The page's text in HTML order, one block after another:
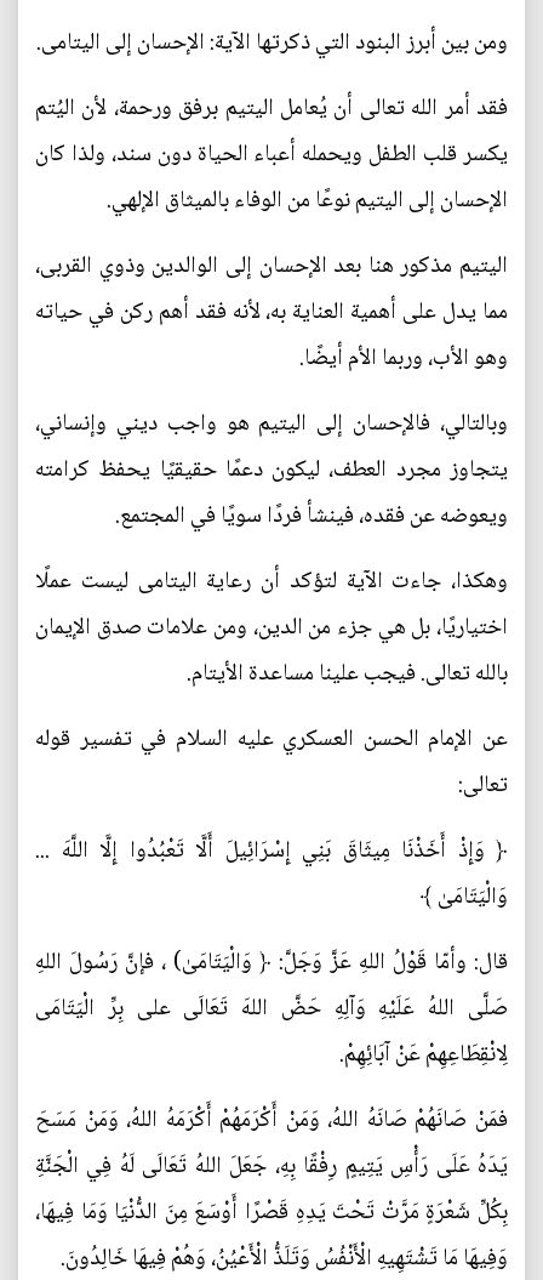
ومن بين أبرز البنود التي ذكرتها الآية: الإحسان إلى اليتامى.
فقد أمر الله تعالى أن يُعامل اليتيم برفق ورحمة، لأن اليُتم
يكسر قلب الطفل ويحمله أعباء الحياة دون سند، ولذا كان
الإحسان إلى اليتيم نوعًا من الوفاء بالميثاق الإلهي.
اليتيم مذكور هنا بعد الإحسان إلى الوالدين وذوي القربى،
مما يدل على أهمية العناية به، لأنه فقد أهم ركن في حياته
وهو الأب، وربما الأم أيضًا.
وبالتالي، فالإحسان إلى اليتيم هو واجب ديني وإنساني،
يتجاوز مجرد العطف، ليكون دعمًا حقيقيًا يحفظ كرامته
ويعوضه عن فقده، فينشأ فردًا سويًا في المجتمع.
وهكذا، جاءت الآية لتؤكد أن رعاية اليتامى ليست عملًا
اختياريًا، بل هي جزء من الدين، ومن علامات صدق الإيمان
بالله تعالى. فيجب علينا مساعدة الأيتام.
عن الإمام الحسن العسكري عليه السلام في تفسير قوله
تعالى:
﴿ وَإِذْ أَخَذْنَا مِيثَاقَ بَنِي إِسْرَائِيلَ أَلَّا تَعْبُدُوا إِلَّا اللَّهَ ...
وَالْيَتَامَىٰ ﴾
قال: وأمّا قَوْلُ اللهِ عَزَّ وَجَلَّ: ﴿ وَالْيَتَامَىٰ) ، فإنَّ رَسُولَ اللهِ
صَلَّى اللهُ عَلَيْهِ وَآلِهِ حَضَّ اللهَ تَعَالَى على بِرِّ الْيَتَامَى
لِانْقِطَاعِهِمْ عَنْ آبَائِهِمْ.
فمَنْ صَانَهُمْ صَانَهُ اللهُ، وَمَنْ أَكْرَمَهُمْ أَكْرَمَهُ اللهُ، وَمَنْ مَسَحَ
يَدَهُ عَلَى رَأْسِ يَتِيمٍ رِفْقًا بِهِ، جَعَلَ اللهُ تَعَالَى لَهُ فِي الْجَنَّةِ
بِكُلِّ شَعْرَةٍ مَرَّتْ تَحْتَ يَدِهِ قَصْرًا أَوْسَعَ مِنَ الدُّنْيَا وَمَا فِيهَا،
وَفِيهَا مَا تَشْتَهِيهِ الْأَنْفُسُ وَتَلَذُّ الْأَعْيُنُ، وَهُمْ فِيهَا خَالِدُونَ.